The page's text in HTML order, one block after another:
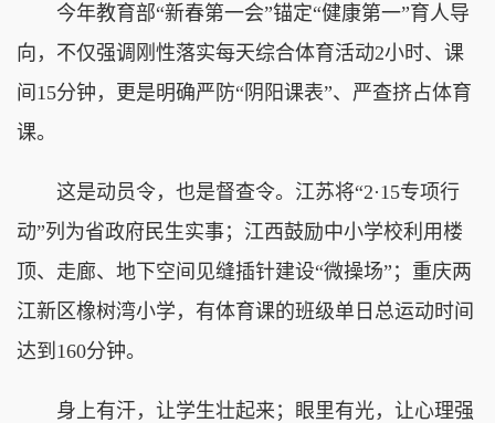
今年教育部“新春第一会”锚定“健康第一”育人导
向，不仅强调刚性落实每天综合体育活动2小时、课
间15分钟，更是明确严防“阴阳课表”、严查挤占体育
课。
这是动员令，也是督查令。江苏将“2·15专项行
动”列为省政府民生实事；江西鼓励中小学校利用楼
顶、走廊、地下空间见缝插针建设“微操场”；重庆两
江新区橡树湾小学，有体育课的班级单日总运动时间
达到160分钟。
身上有汗，让学生壮起来；眼里有光，让心理强